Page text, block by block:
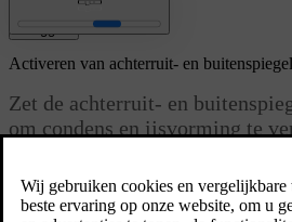
Activeren van achterruit- en
Zet de achterruit- en
om condens en ijsvorming te